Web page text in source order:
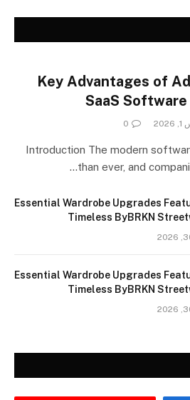
Key Advantages of
SaaS
0
Introduction The modern
than ever, and
Essential Wardrobe Upgrades
Timeless ByBRKN
Essential Wardrobe Upgrades
Timeless ByBRKN